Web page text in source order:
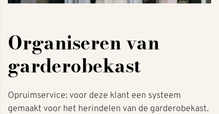
Organiseren van
garderobekast
Opruimservice: voor deze klant een systeem
gemaakt voor het herindelen van de garderobekast.